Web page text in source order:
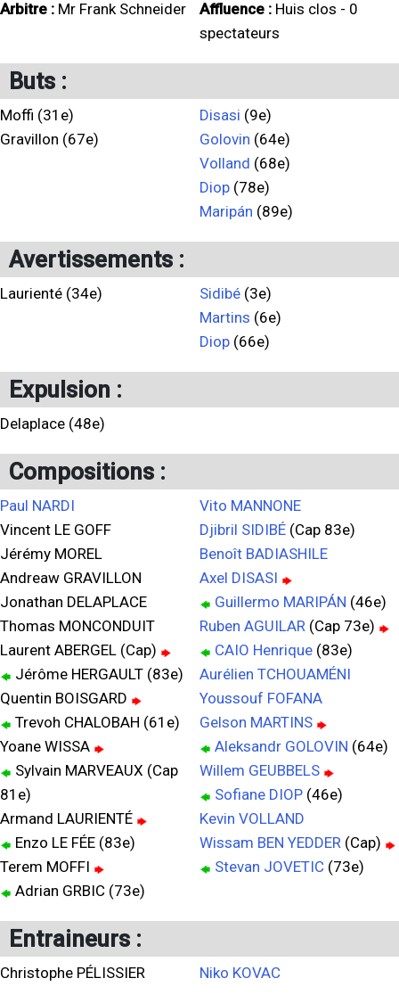
Arbitre : Mr Frank Schneider Affluence : Huis clos - 0
spectateurs
Buts :
Moffi (31e)
Gravillon (67e)
Disasi (9e)
Golovin (64e)
Volland (68e)
Diop (78e)
Maripán (89e)
Avertissements :
Laurienté (34e) Sidibé (3e)
Martins (6e)
Diop (66e)
Expulsion :
Delaplace (48e)
Compositions :
Paul NARDI
Vincent LE GOFF
Jérémy MOREL
Andreaw GRAVILLON
Jonathan DELAPLACE
Thomas MONCONDUIT
Laurent ABERGEL (Cap)
Jérôme HERGAULT (83e)
Quentin BOISGARD
Trevoh CHALOBAH (61e)
Yoane WISSA
Sylvain MARVEAUX (Cap
81e)
Armand LAURIENTÉ
Enzo LE FÉE (83e)
Terem MOFFI
Adrian GRBIC (73e)
Vito MANNONE
Djibril SIDIBÉ (Cap 83e)
Benoît BADIASHILE
Axel DISASI
Guillermo MARIPÁN (46e)
Ruben AGUILAR (Cap 73e)
CAIO Henrique (83e)
Aurélien TCHOUAMÉNI
Youssouf FOFANA
Gelson MARTINS
Aleksandr GOLOVIN (64e)
Willem GEUBBELS
Sofiane DIOP (46e)
Kevin VOLLAND
Wissam BEN YEDDER (Cap)
Stevan JOVETIC (73e)
Entraineurs :
Christophe PÉLISSIER Niko KOVAC